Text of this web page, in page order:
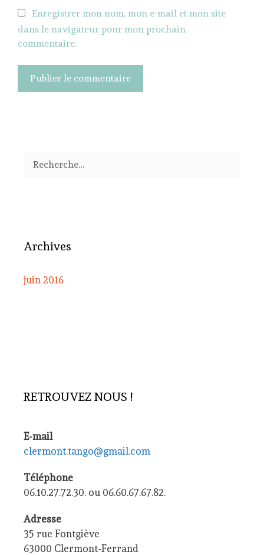
Enregistrer mon nom, mon e-mail et mon site
dans le navigateur pour mon prochain
commentaire.
Archives
juin 2016
RETROUVEZ NOUS !
E-mail
clermont.tango@gmail.com
Téléphone
06.10.27.72.30. ou 06.60.67.67.82.
Adresse
35 rue Fontgiève
63000 Clermont-Ferrand